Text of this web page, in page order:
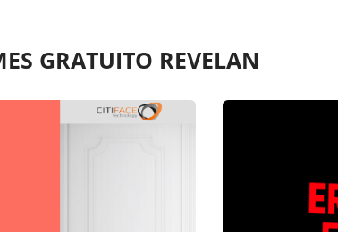
GRATUITO REVELAN